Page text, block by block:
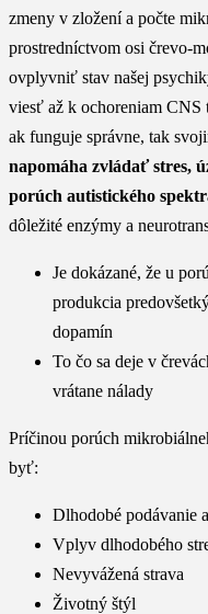
zmeny v zložení a počte
prostredníctvom osi črevo-
ovplyvniť stav našej
viesť až k ochoreniam
ak funguje správne, tak
napomáha zvládať stres,
porúch autistického
dôležité enzýmy a
Je dokázané, že u
produkcia
dopamín
To čo sa deje v
vrátane nálady
Príčinou porúch
byť:
Dlhodobé podávanie
Vplyv dlhodobého
Nevyvážená strava
Životný štýl